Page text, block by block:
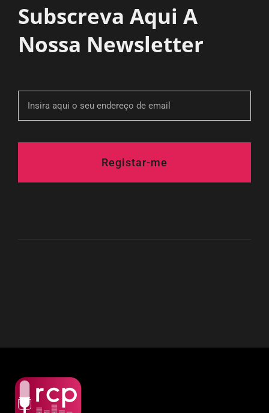
Subscreva Aqui A
Nossa Newsletter
Registar-me